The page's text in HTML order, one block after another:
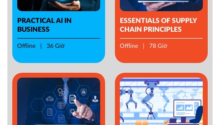
PRACTICAL AI IN
BUSINESS
Offline 36 Giờ
ESSENTIALS OF SUPPLY
CHAIN PRINCIPLES
Offline 78 Giờ